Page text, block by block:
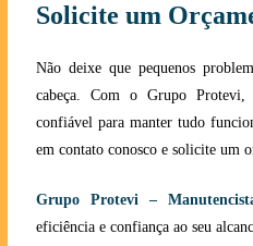
Solicite um
Não deixe que pequenos
cabeça. Com o Grupo
confiável para manter tudo
em contato conosco e solicite um
Grupo Protevi –
eficiência e confiança ao seu alcanc